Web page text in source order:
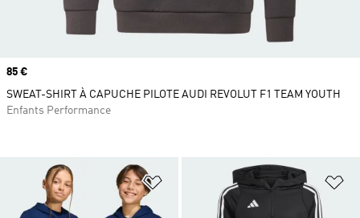
Ajouter à la Liste de produits
Prix
85 €
SWEAT-SHIRT À CAPUCHE PILOTE AUDI REVOLUT F1 TEAM YOUTH
Enfants Performance